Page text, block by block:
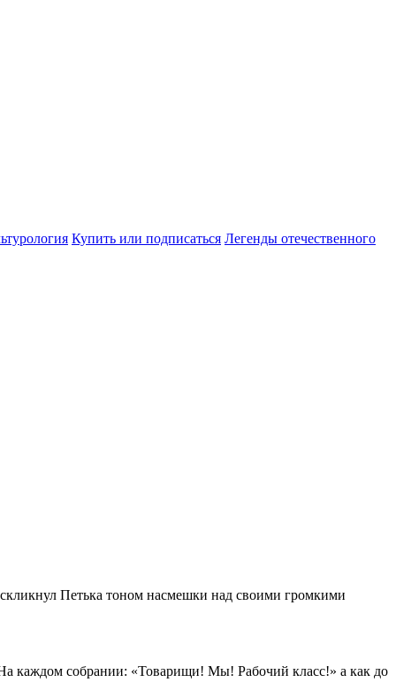
Купить или подписаться Легенды отечественного
Петька тоном насмешки над своими громкими
каждом собрании: «Товарищи! Мы! Рабочий класс!» а как до